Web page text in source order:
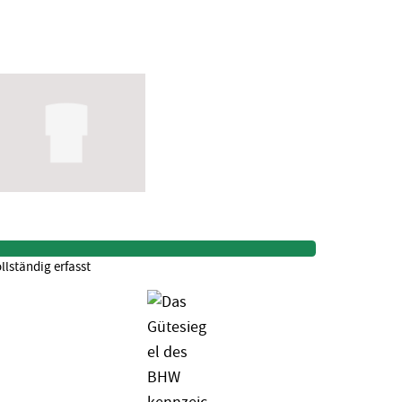
erfasst